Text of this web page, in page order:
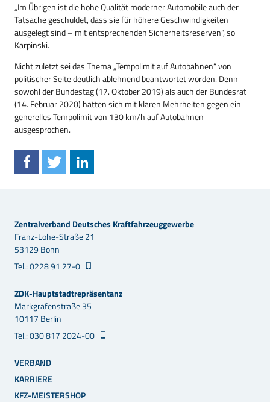
„Im Übrigen ist die hohe Qualität moderner Automobile auch der
Tatsache geschuldet, dass sie für höhere Geschwindigkeiten
ausgelegt sind – mit entsprechenden Sicherheitsreserven“, so
Karpinski.
Nicht zuletzt sei das Thema „Tempolimit auf Autobahnen“ von
politischer Seite deutlich ablehnend beantwortet worden. Denn
sowohl der Bundestag (17. Oktober 2019) als auch der Bundesrat
(14. Februar 2020) hatten sich mit klaren Mehrheiten gegen ein
generelles Tempolimit von 130 km/h auf Autobahnen
ausgesprochen.
Zentralverband Deutsches Kraftfahrzeuggewerbe
Franz-Lohe-Straße 21
53129 Bonn
Tel.: 0228 91 27-0
ZDK-Hauptstadtrepräsentanz
Markgrafenstraße 35
10117 Berlin
Tel.: 030 817 2024-00
VERBAND
KARRIERE
KFZ-MEISTERSHOP